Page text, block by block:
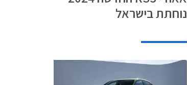
נוחתת בישראל